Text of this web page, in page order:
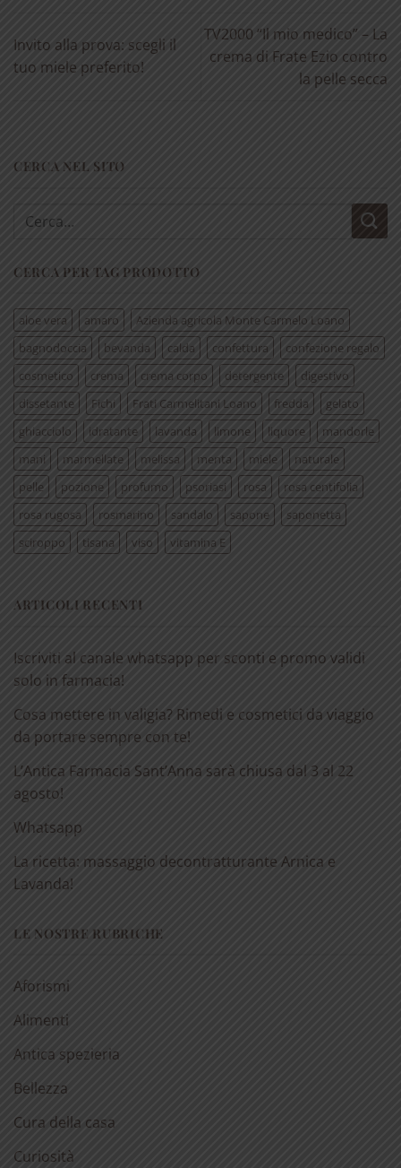
Invito alla prova: scegli il
tuo miele preferito!
TV2000 “Il mio medico” – La
crema di Frate Ezio contro
la pelle secca
CERCA NEL SITO
Cerca:
CERCA PER TAG PRODOTTO
aloe vera amaro
Azienda agricola Monte Carmelo Loano
bagnodoccia
bevanda calda confettura
confezione regalo
cosmetico
crema crema corpo detergente
digestivo
dissetante
Fichi Frati Carmelitani Loano fredda
gelato
ghiacciolo
idratante lavanda limone liquore
mandorle
mani
marmellate melissa menta miele
naturale
pelle
pozione profumo psoriasi rosa
rosa centifolia
rosa rugosa
rosmarino sandalo sapone
saponetta
sciroppo
tisana viso vitamina E
ARTICOLI RECENTI
Iscriviti al canale whatsapp per sconti e promo validi
solo in farmacia!
Cosa mettere in valigia? Rimedi e cosmetici da viaggio
da portare sempre con te!
L’Antica Farmacia Sant’Anna sarà chiusa dal 3 al 22
agosto!
Whatsapp
La ricetta: massaggio decontratturante Arnica e
Lavanda!
LE NOSTRE RUBRICHE
Aforismi
Alimenti
Antica spezieria
Bellezza
Cura della casa
Curiosità